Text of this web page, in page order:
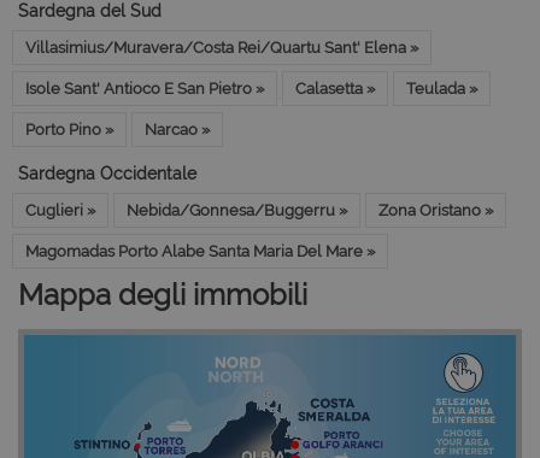
Sardegna del Sud
Villasimius/Muravera/Costa Rei/Quartu Sant' Elena »
Isole Sant' Antioco E San Pietro » Calasetta » Teulada »
Porto Pino » Narcao »
Sardegna Occidentale
Cuglieri » Nebida/Gonnesa/Buggerru » Zona Oristano »
Magomadas Porto Alabe Santa Maria Del Mare »
Mappa degli immobili